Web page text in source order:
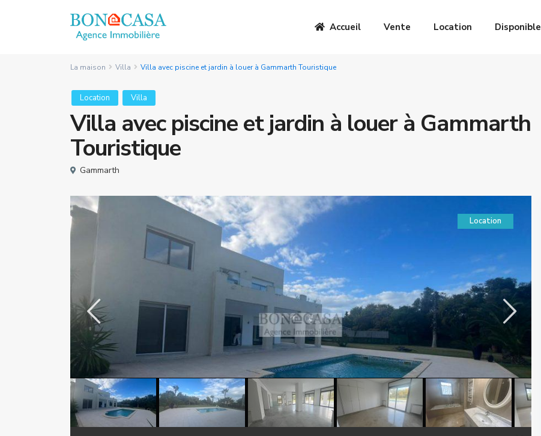
Accueil Vente Location Disponible
La maison Villa Villa avec piscine et jardin à louer à Gammarth Touristique
Location Villa
Villa avec piscine et jardin à louer à Gammarth
Touristique
Gammarth
Location